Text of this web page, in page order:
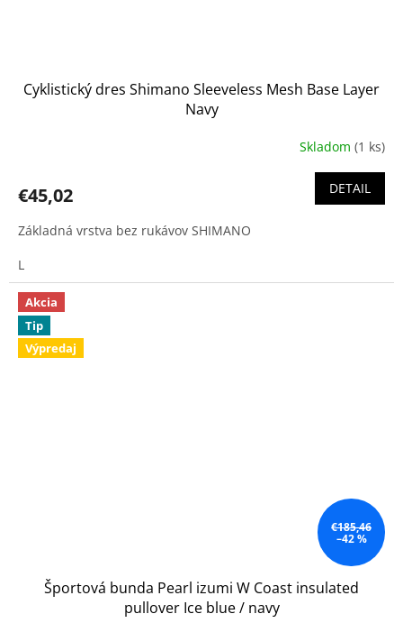
Cyklistický dres Shimano Sleeveless Mesh Base Layer
Navy
Skladom (1 ks)
€45,02 DETAIL
Základná vrstva bez rukávov SHIMANO
L
Akcia
Tip
Výpredaj
€185,46
–42 %
Športová bunda Pearl izumi W Coast insulated
pullover Ice blue / navy